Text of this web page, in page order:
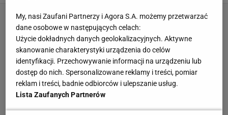
My, nasi Zaufani Partnerzy i Agora S.A. możemy przetwarzać
dane osobowe w następujących celach:
Użycie dokładnych danych geolokalizacyjnych. Aktywne
skanowanie charakterystyki urządzenia do celów
identyfikacji. Przechowywanie informacji na urządzeniu lub
dostęp do nich. Spersonalizowane reklamy i treści, pomiar
reklam i treści, badnie odbiorców i ulepszanie usług.
Lista Zaufanych Partnerów